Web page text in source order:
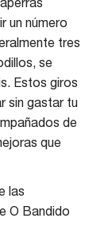
un número
tres
se
Estos giros
sin gastar tu
de
que
las
O Bandido